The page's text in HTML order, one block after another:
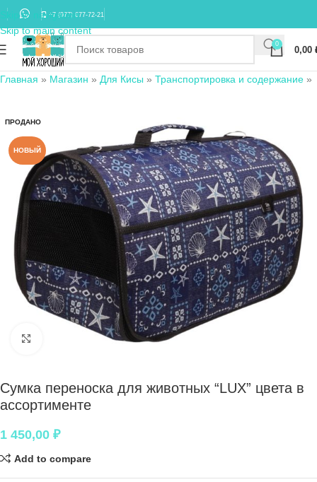
Skip to navigation
Skip to main content
+7 (977) 677-72-21
0
0,00
Главная » Магазин » Для Кисы » Транспортировка и содержание »
ПРОДАНО
НОВЫЙ
Нажмите, чтобы увеличить
Сумка переноска для животных “LUX” цвета в
ассортименте
1 450,00 ₽
Add to compare